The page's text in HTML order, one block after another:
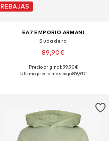
REBAJAS
EA7 EMPORIO ARMANI
Sudadera
89,90€
Disponible en muchas tallas
Precio original: 99,90€
Último precio más bajo:89,91€